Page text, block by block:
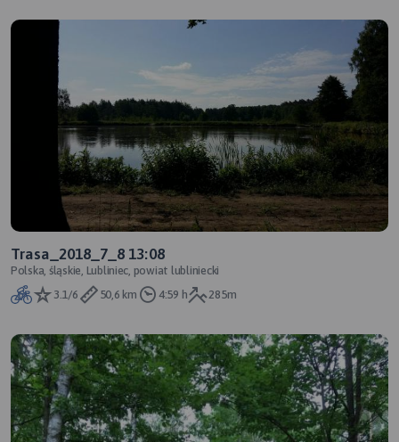
Trasa_2018_7_8 13:08
Polska, śląskie, Lubliniec, powiat lubliniecki
3.1/6
50,6 km 4:59 h 285m